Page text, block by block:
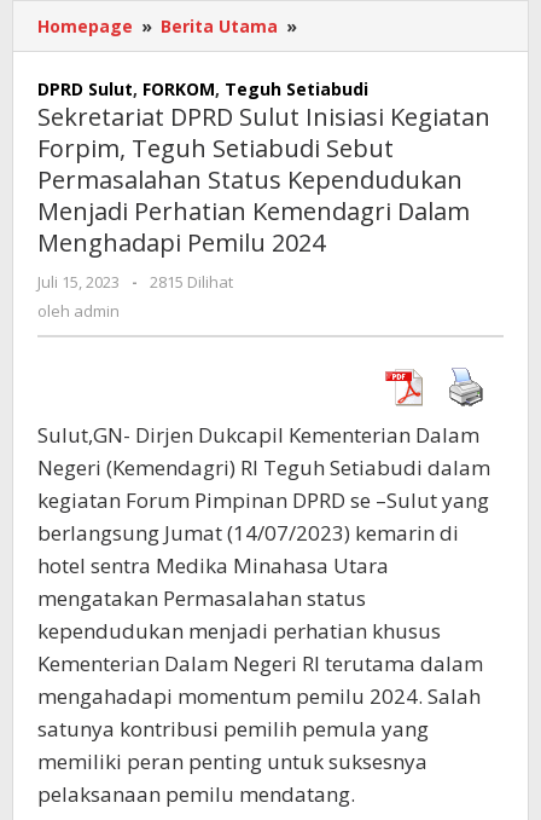
Homepage » Berita Utama »
DPRD
Inisiasi
Kegiatan
Forpim,
Teguh
Setiabudi
Permasalahan
Menjadi
Kemendagri
Menghadapi
Pemilu
2024
DPRD Sulut, FORKOM, Teguh Setiabudi
Sekretariat DPRD Sulut Inisiasi Kegiatan
Forpim, Teguh Setiabudi Sebut
Permasalahan Status Kependudukan
Menjadi Perhatian Kemendagri Dalam
Menghadapi Pemilu 2024
Juli 15, 2023
oleh
-
2815 Dilihat
oleh admin
Sulut,GN- Dirjen Dukcapil Kementerian Dalam
Negeri (Kemendagri) RI Teguh Setiabudi dalam
kegiatan Forum Pimpinan DPRD se –Sulut yang
berlangsung Jumat (14/07/2023) kemarin di
hotel sentra Medika Minahasa Utara
mengatakan Permasalahan status
kependudukan menjadi perhatian khusus
Kementerian Dalam Negeri RI terutama dalam
mengahadapi momentum pemilu 2024. Salah
satunya kontribusi pemilih pemula yang
memiliki peran penting untuk suksesnya
pelaksanaan pemilu mendatang.